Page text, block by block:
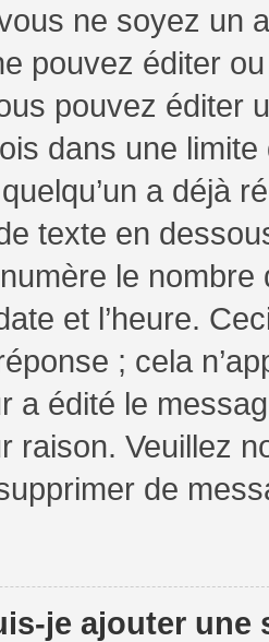
ne soyez un
pouvez éditer
pouvez éditer
dans une
a déjà
texte en
le nombre
et l’heure.
; cela
a édité le
raison. Veuillez
de
je ajouter une